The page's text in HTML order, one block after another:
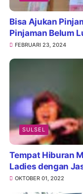
Bisa Ajukan
Pinjaman Belum
FEBRUARI 23, 2024
SULSEL
Tempat Hiburan
Ladies dengan
OKTOBER 01, 2022